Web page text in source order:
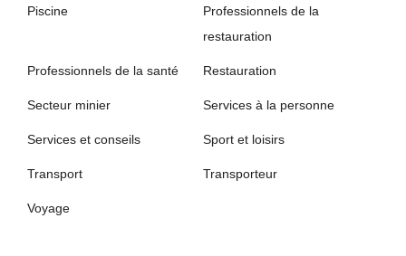
Piscine
Professionnels de la
restauration
Professionnels de la santé Restauration
Secteur minier Services à la personne
Services et conseils Sport et loisirs
Transport Transporteur
Voyage